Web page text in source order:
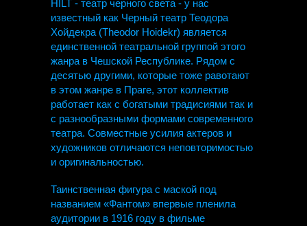
HILT - театр черного света - у нас
известный как Черный театр Теодора
Хойдекра (Theodor Hoidekr) является
единственной театральной группой этого
жанра в Чешской Республике. Рядом с
десятью другими, которые тоже равотают
в этом жанре в Праге, этот коллектив
работает как с богатыми традисиями так и
с разнообразными формами современного
театра. Совместные усилия актеров и
художников отличаются неповторимостью
и оригинальностью.
Таинственная фигура с маской под
названием «Фантом» впервые пленила
аудитории в 1916 году в фильме